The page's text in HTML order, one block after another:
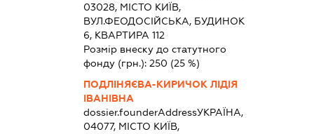
03028, МІСТО КИЇВ,
ВУЛ.ФЕОДОСІЙСЬКА, БУДИНОК
6, КВАРТИРА 112
Розмір внеску до статутного
фонду (грн.): 250 (25 %)
ПОДЛІНЯЄВА-КИРИЧОК ЛІДІЯ
ІВАНІВНА
dossier.founderAddressУКРАЇНА,
04077, МІСТО КИЇВ,